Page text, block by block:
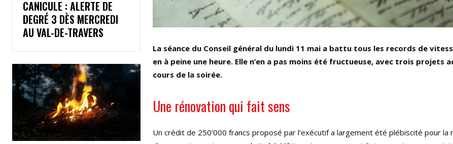
CANICULE : ALERTE DE
DEGRÉ 3 DÈS MERCREDI
AU VAL-DE-TRAVERS
La séance du Conseil général du lundi 11 mai a battu tous les records de
en à peine une heure. Elle n’en a pas moins été fructueuse, avec trois projets
cours de la soirée.
Une rénovation qui fait sens
Un crédit de 250’000 francs proposé par l’exécutif a largement été plébiscité pour la